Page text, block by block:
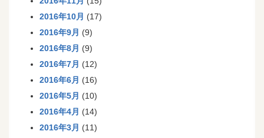
2016年10月 (17)
2016年9月 (9)
2016年8月 (9)
2016年7月 (12)
2016年6月 (16)
2016年5月 (10)
2016年4月 (14)
2016年3月 (11)